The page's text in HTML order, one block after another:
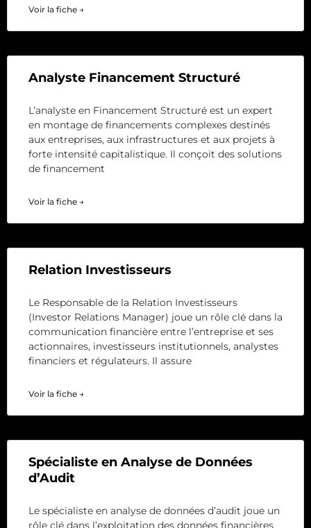
Voir la fiche →
Analyste Financement Structuré
L’analyste en Financement Structuré est un expert
en montage de financements complexes destinés
aux entreprises, aux infrastructures et aux projets à
forte intensité capitalistique. Il conçoit des solutions
de financement
Voir la fiche →
Relation Investisseurs
Le Responsable de la Relation Investisseurs
(Investor Relations Manager) joue un rôle clé dans la
communication financière entre l’entreprise et ses
actionnaires, investisseurs institutionnels, analystes
financiers et régulateurs. Il assure
Voir la fiche →
Spécialiste en Analyse de Données
d’Audit
Le spécialiste en analyse de données d’audit joue un
rôle clé dans l’exploitation des données financières